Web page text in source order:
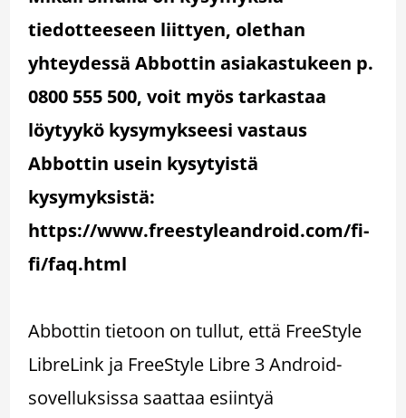
tiedotteeseen liittyen, olethan
yhteydessä Abbottin asiakastukeen p.
0800 555 500, voit myös tarkastaa
löytyykö kysymykseesi vastaus
Abbottin usein kysytyistä
kysymyksistä:
https://www.freestyleandroid.com/fi-
fi/faq.html
Abbottin tietoon on tullut, että FreeStyle
LibreLink ja FreeStyle Libre 3 Android-
sovelluksissa saattaa esiintyä